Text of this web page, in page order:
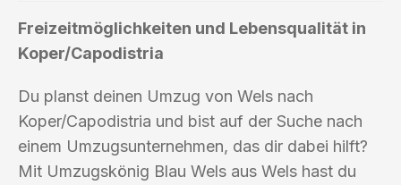
Freizeitmöglichkeiten und Lebensqualität in
Koper/Capodistria
Du planst deinen Umzug von Wels nach
Koper/Capodistria und bist auf der Suche nach
einem Umzugsunternehmen, das dir dabei hilft?
Mit Umzugskönig Blau Wels aus Wels hast du